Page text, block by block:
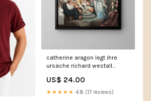
catherine aragon legt ihre
ursache richard westall
US$ 24.00
★★★★★ 4.8 (17 reviews)